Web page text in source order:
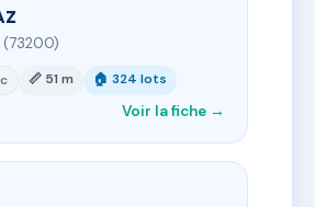
(73200)
📏 51 m 🏠 324 lots
Voir la fiche →